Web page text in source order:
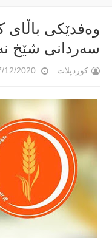
وەفدێكی باڵای
سەردانی شێخ
کوردپلات 7/12/2020